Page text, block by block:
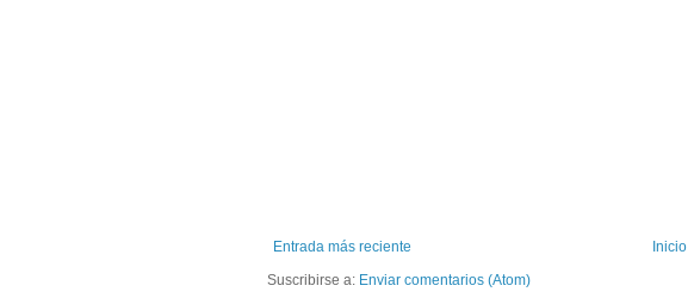
Entrada más reciente
Inicio
Suscribirse a: Enviar comentarios (Atom)